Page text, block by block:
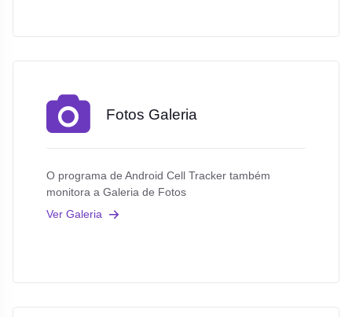
Fotos Galeria
O programa de Android Cell Tracker também
monitora a Galeria de Fotos
Ver Galeria